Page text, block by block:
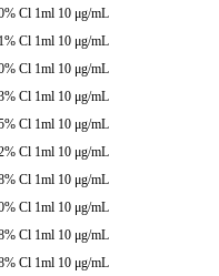
Cl 1ml 10 μg/mL
Cl 1ml 10 μg/mL
Cl 1ml 10 μg/mL
Cl 1ml 10 μg/mL
Cl 1ml 10 μg/mL
Cl 1ml 10 μg/mL
Cl 1ml 10 μg/mL
Cl 1ml 10 μg/mL
Cl 1ml 10 μg/mL
Cl 1ml 10 μg/mL